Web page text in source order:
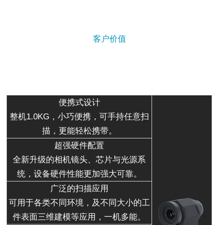
客户价值
便携式设计
整机1.0KG，小巧便携，可手持任意扫
描，更能轻松携带。
超强硬件配置
全新升级的相机镜头、芯片与光源系
统，设备硬件性能更加强大可靠。
广泛的扫描应用
可用于各类不同环境，及不同大小的工
件表面三维建模等应用，一机多能。